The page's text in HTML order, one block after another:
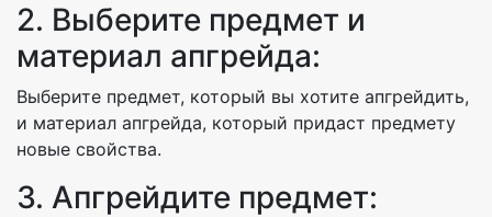
2. Выберите предмет и
материал апгрейда:
Выберите предмет, который вы хотите апгрейдить,
и материал апгрейда, который придаст предмету
новые свойства.
3. Апгрейдите предмет: